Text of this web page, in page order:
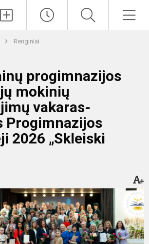
Renginiai
progimnazijos
mokinių
vakaras-
Progimnazijos
2026 „Skleiski